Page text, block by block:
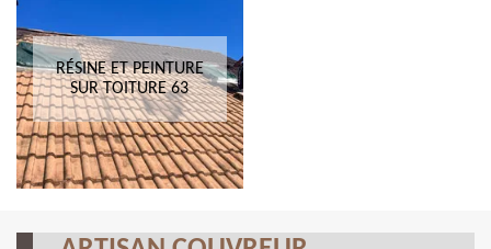
RÉSINE ET PEINTURE
SUR TOITURE 63